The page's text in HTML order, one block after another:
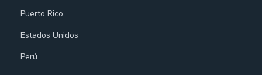
Puerto Rico
Estados Unidos
Perú